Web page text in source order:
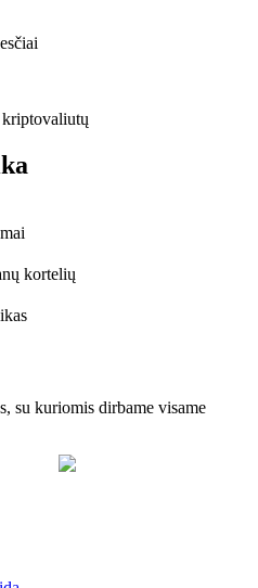
kortelių
su kuriomis dirbame visame